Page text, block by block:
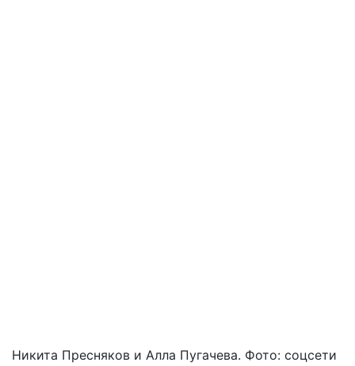
Никита Пресняков и Алла Пугачева. Фото: соцсети